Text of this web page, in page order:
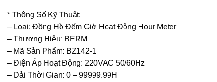
* Thông Số Kỹ Thuật:
– Loại: Đồng Hồ Đếm Giờ Hoạt Động Hour Meter
– Thương Hiệu: BERM
– Mã Sản Phẩm: BZ142-1
– Điện Áp Hoạt Động: 220VAC 50/60Hz
– Dải Thời Gian: 0 – 99999.99H